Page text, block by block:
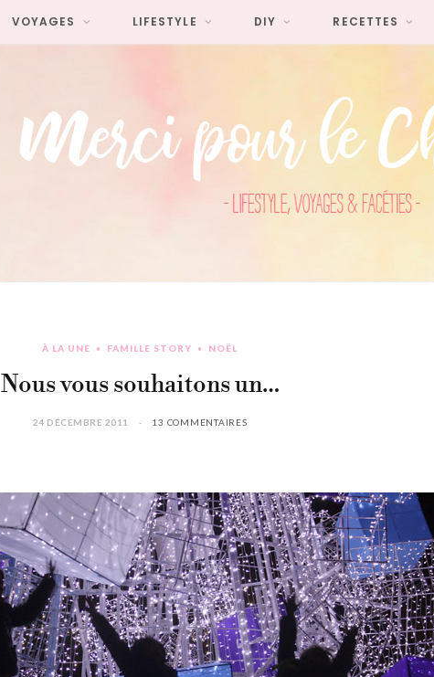
VOYAGES LIFESTYLE DIY RECETTES
À LA UNE FAMILLE STORY NOËL
Nous vous souhaitons un…
24 DÉCEMBRE 2011 13 COMMENTAIRES